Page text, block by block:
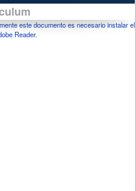
este documento es necesario instalar el
Reader.